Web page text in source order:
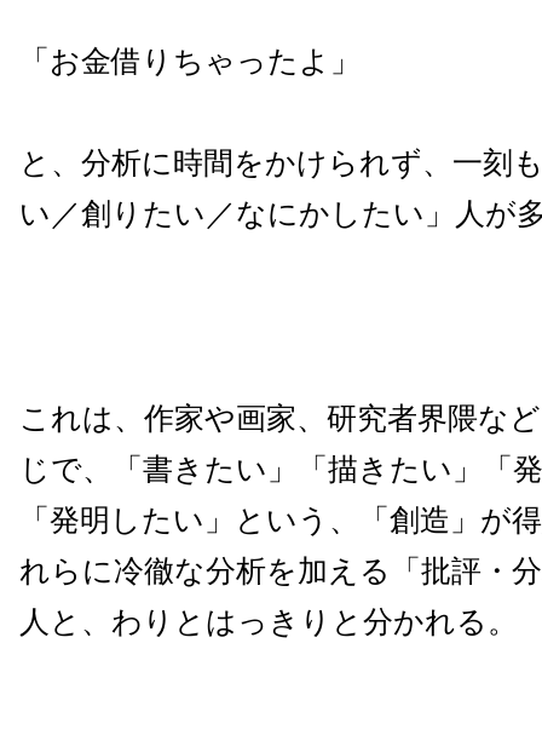
「お金借りちゃったよ」
と、分析に時間をかけられず、一刻
い／創りたい／なにかしたい」人が
これは、作家や画家、研究者界隈な
じで、「書きたい」「描きたい」「
「発明したい」という、「創造」が
れらに冷徹な分析を加える「批評・
人と、わりとはっきりと分かれる。